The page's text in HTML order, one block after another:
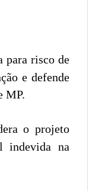
para risco de
e defende
MP.
o projeto
indevida na